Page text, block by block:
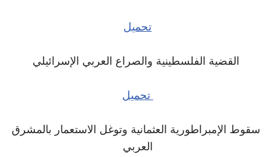
تحميل
القضية الفلسطينية والصراع العربي الإسرائيلي
تحميل
سقوط الإمبراطورية العثمانية وتوغل الاستعمار بالمشرق
العربي